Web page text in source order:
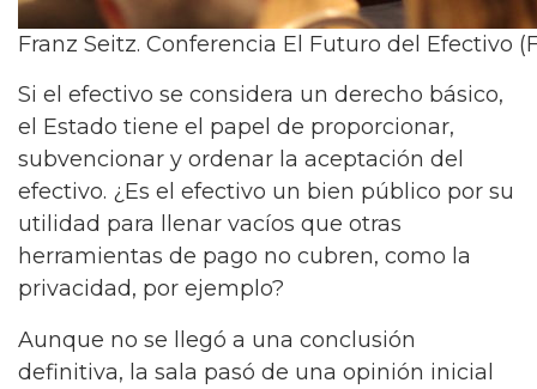
Franz Seitz. Conferencia El Futuro del Efectivo
Si el efectivo se considera un derecho básico,
el Estado tiene el papel de proporcionar,
subvencionar y ordenar la aceptación del
efectivo. ¿Es el efectivo un bien público por su
utilidad para llenar vacíos que otras
herramientas de pago no cubren, como la
privacidad, por ejemplo?
Aunque no se llegó a una conclusión
definitiva, la sala pasó de una opinión inicial